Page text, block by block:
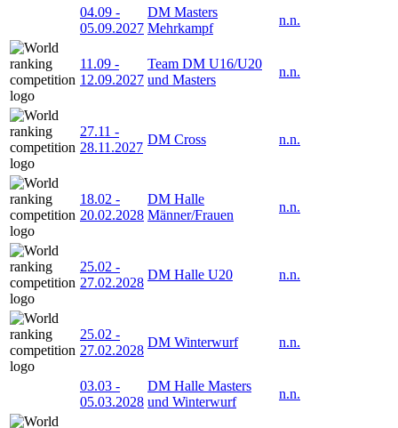
04.09 -
05.09.2027
DM Masters
Mehrkampf
n.n.
11.09 -
12.09.2027
Team DM U16/U20
und Masters
n.n.
27.11 -
28.11.2027
DM Cross n.n.
18.02 -
20.02.2028
DM Halle
Männer/Frauen
n.n.
25.02 -
27.02.2028
DM Halle U20 n.n.
25.02 -
27.02.2028
DM Winterwurf n.n.
03.03 -
05.03.2028
DM Halle Masters
und Winterwurf
n.n.